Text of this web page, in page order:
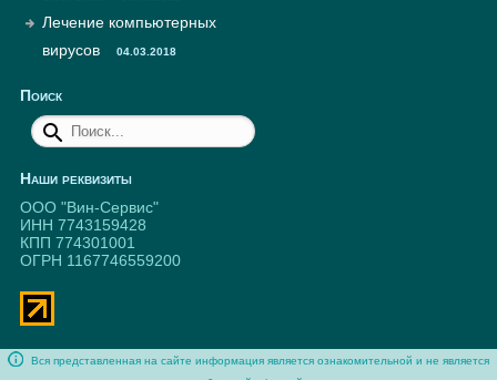
Лечение компьютерных
вирусов
04.03.2018
Поиск
Наши реквизиты
ООО "Вин-Сервис"
ИНН 7743159428
КПП 774301001
ОГРН 1167746559200
Вся представленная на сайте информация является ознакомительной и не является